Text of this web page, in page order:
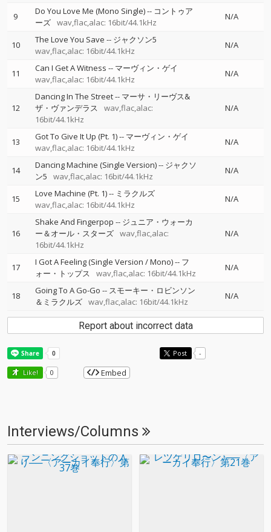
9 Do You Love Me (Mono Single)-- コントゥア
ーズ wav,flac,alac: 16bit/44.1kHz
N/A
10 The Love You Save -- ジャクソン5
wav,flac,alac: 16bit/44.1kHz
N/A
11 Can I Get A Witness -- マーヴィン・ゲイ
wav,flac,alac: 16bit/44.1kHz
N/A
12
Dancing In The Street-- マーサ・リーヴス&
ザ・ヴァンデラス
wav,flac,alac:
16bit/44.1kHz
N/A
13 Got To Give It Up (Pt. 1)-- マーヴィン・ゲイ
wav,flac,alac: 16bit/44.1kHz
N/A
14 Dancing Machine (Single Version)-- ジャクソ
ン5
wav,flac,alac: 16bit/44.1kHz
N/A
15 Love Machine (Pt. 1)-- ミラクルズ
wav,flac,alac: 16bit/44.1kHz
N/A
16
Shake And Fingerpop -- ジュニア・ウォーカ
ー＆オール・スターズ wav,flac,alac:
16bit/44.1kHz
N/A
17 I Got A Feeling (Single Version / Mono)-- フ
ォー・トップス
wav,flac,alac: 16bit/44.1kHz
N/A
18 Going To A Go-Go -- スモーキー・ロビンソン
＆ミラクルズ wav,flac,alac: 16bit/44.1kHz
N/A
Report about incorrect data
Post -
Like! 0 Embed
Interviews/Columns